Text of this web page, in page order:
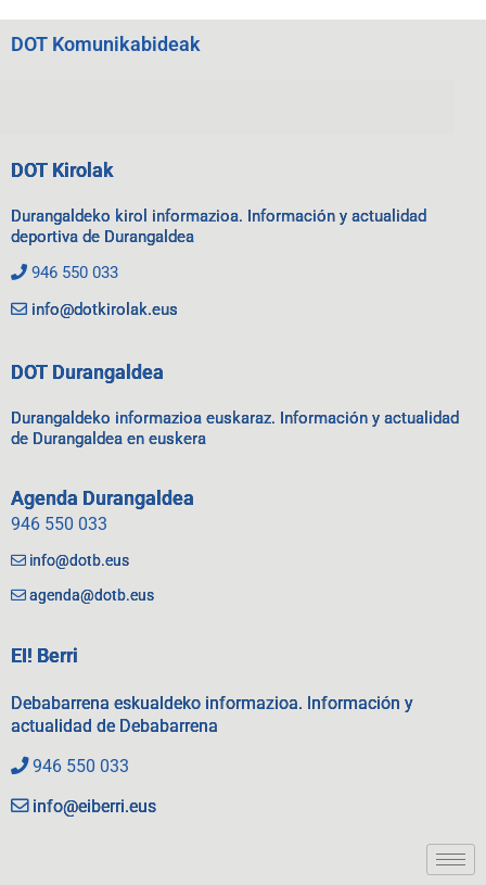
DOT Komunikabideak
DOT Kirolak
Durangaldeko kirol informazioa. Información y actualidad
deportiva de Durangaldea
946 550 033
info@dotkirolak.eus
DOT Durangaldea
Durangaldeko informazioa euskaraz. Información y actualidad
de Durangaldea en euskera
Agenda Durangaldea
946 550 033
info@dotb.eus
agenda@dotb.eus
EI! Berri
Debabarrena eskualdeko informazioa. Información y
actualidad de Debabarrena
946 550 033
info@eiberri.eus